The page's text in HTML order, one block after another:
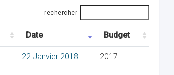
rechercher
Date Budget
22 Janvier 2018 2017